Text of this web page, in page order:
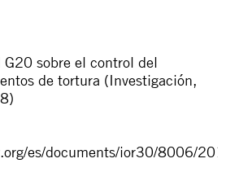
G20 sobre el control del
de tortura (Investigación,
es/documents/ior30/8006/